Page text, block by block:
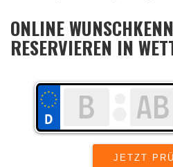
ONLINE
RESERVIEREN IN